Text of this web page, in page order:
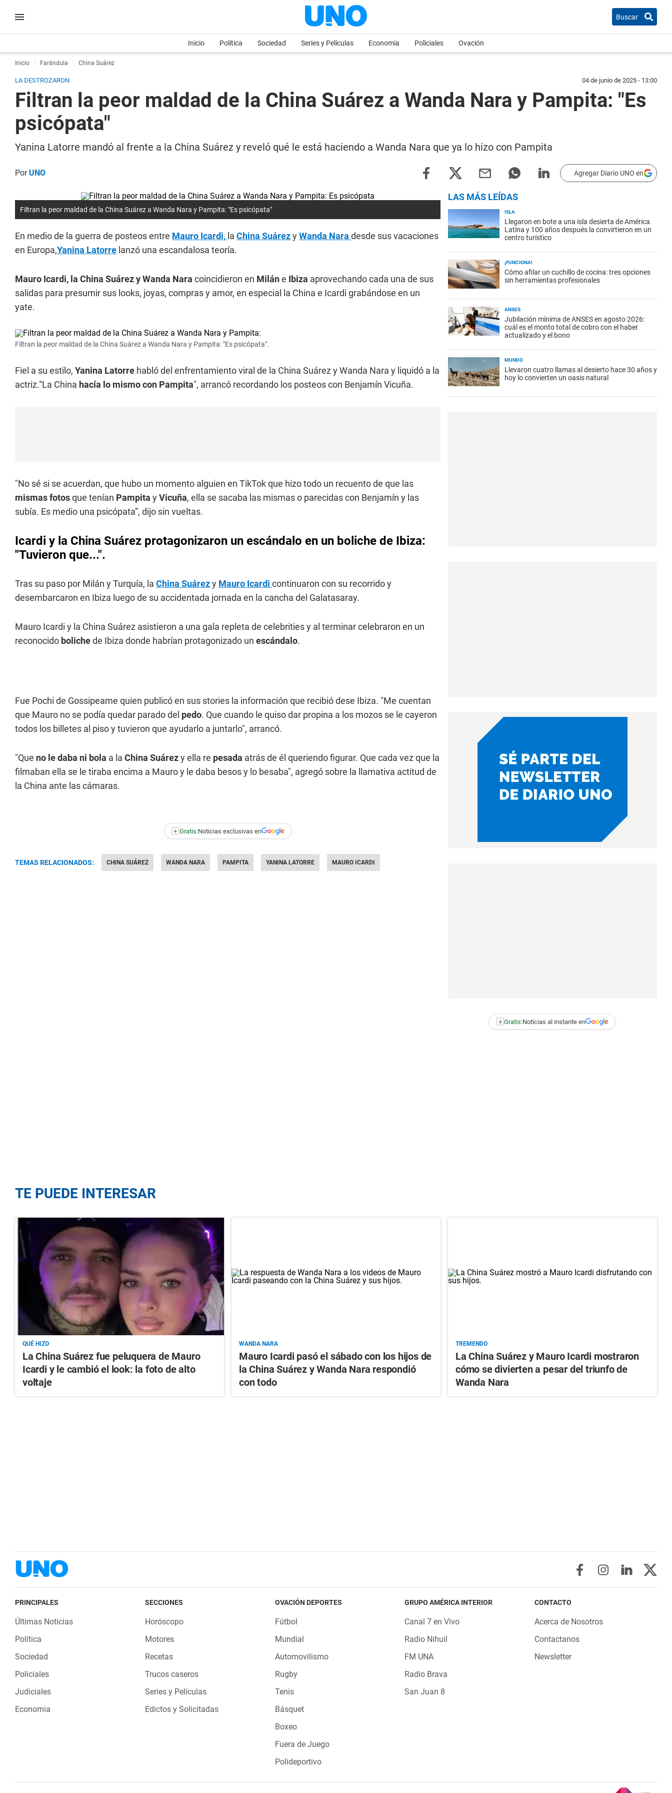
Buscar
Inicio Política Sociedad Series y Películas Economia Policiales Ovación
Inicio Farándula China Suárez
LA DESTROZARON 04 de junio de 2025 - 13:00
Filtran la peor maldad de la China Suárez a Wanda Nara y Pampita: "Es
psicópata"
Yanina Latorre mandó al frente a la China Suárez y reveló qué le está haciendo a Wanda Nara que ya lo hizo con Pampita
PorUNO Agregar Diario UNO en
Filtran la peor maldad de la China Suárez a Wanda Nara y Pampita: "Es psicópata"
En medio de la guerra de posteos entre Mauro Icardi, la China SuárezyWanda Nara desde sus vacaciones
en Europa,Yanina Latorre lanzó una escandalosa teoría.
Mauro Icardi, la China Suárez y Wanda Nara coincidieron en Miláne Ibiza aprovechando cada una de sus
salidas para presumir sus looks, joyas, compras y amor, en especial la China e Icardi grabándose en un
yate.
Filtran la peor maldad de la China Suárez a Wanda Nara y Pampita: "Es psicópata".
Fiel a su estilo, Yanina Latorre habló del enfrentamiento viral de la China Suárez y Wanda Nara y liquidó a la
actriz.“La China hacía lo mismo con Pampita", arrancó recordando los posteos con Benjamín Vicuña.
"No sé si se acuerdan, que hubo un momento alguien en TikTok que hizo todo un recuento de que las
mismas fotosque tenían Pampita yVicuña, ella se sacaba las mismas o parecidas con Benjamín y las
subía. Es medio una psicópata”, dijo sin vueltas.
Icardi y la China Suárez protagonizaron un escándalo en un boliche de Ibiza:
"Tuvieron que...".
Tras su paso por Milán y Turquía, la China Suárezy Mauro Icardi continuaron con su recorrido y
desembarcaron en Ibiza luego de su accidentada jornada en la cancha del Galatasaray.
Mauro Icardi y la China Suárez asistieron a una gala repleta de celebrities y al terminar celebraron en un
reconocido bolichede Ibiza donde habrían protagonizado un escándalo.
Fue Pochi de Gossipeame quien publicó en sus stories la información que recibió dese Ibiza. "Me cuentan
que Mauro no se podía quedar parado del pedo. Que cuando le quiso dar propina a los mozos se le cayeron
todos los billetes al piso y tuvieron que ayudarlo a juntarlo", arrancó.
"Que no le daba ni bola a la China Suárezy ella re pesada atrás de él queriendo figurar. Que cada vez que la
filmaban ella se le tiraba encima a Mauro y le daba besos y lo besaba", agregó sobre la llamativa actitud de
la China ante las cámaras.
+ Gratis:Noticias exclusivas en
TEMAS RELACIONADOS: CHINA SUÁREZ WANDA NARA PAMPITA YANINA LATORRE MAURO ICARDI
LAS MÁS LEÍDAS
ISLA
Llegaron en bote a una isla desierta de América
Latina y 100 años después la convirtieron en un
centro turístico
¡FUNCIONA!
Cómo afilar un cuchillo de cocina: tres opciones
sin herramientas profesionales
ANSES
Jubilación mínima de ANSES en agosto 2026:
cuál es el monto total de cobro con el haber
actualizado y el bono
MUNDO
Llevaron cuatro llamas al desierto hace 30 años y
hoy lo convierten un oasis natural
+ Gratis:Noticias al instante en
TE PUEDE INTERESAR
QUÉ HIZO
La China Suárez fue peluquera de Mauro
Icardi y le cambió el look: la foto de alto
voltaje
WANDA NARA
Mauro Icardi pasó el sábado con los hijos de
la China Suárez y Wanda Nara respondió
con todo
TREMENDO
La China Suárez y Mauro Icardi mostraron
cómo se divierten a pesar del triunfo de
Wanda Nara
PRINCIPALES
Últimas Noticias
Política
Sociedad
Policiales
Judiciales
Economia
SECCIONES
Horóscopo
Motores
Recetas
Trucos caseros
Series y Películas
Edictos y Solicitadas
OVACIÓN DEPORTES
Fútbol
Mundial
Automovilismo
Rugby
Tenis
Básquet
Boxeo
Fuera de Juego
Polideportivo
GRUPO AMÉRICA INTERIOR
Canal 7 en Vivo
Radio Nihuil
FM UNA
Radio Brava
San Juan 8
CONTACTO
Acerca de Nosotros
Contactanos
Newsletter